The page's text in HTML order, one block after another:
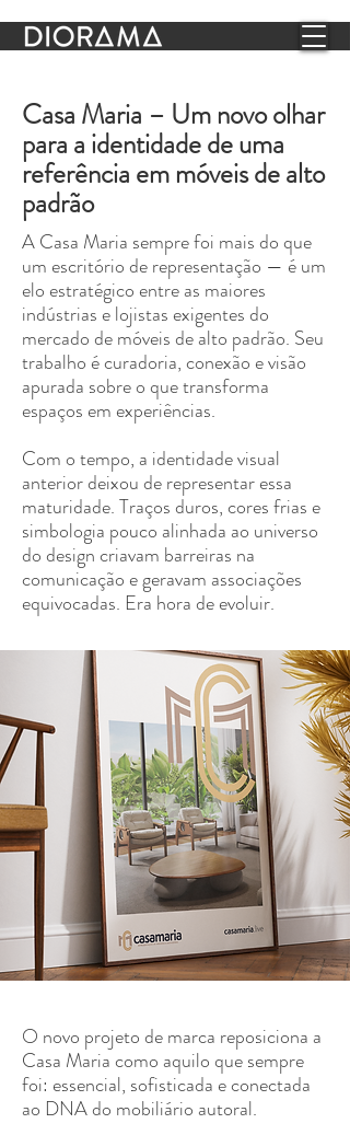
Casa Maria – Um novo olhar
para a identidade de uma
referência em móveis de alto
padrão
A Casa Maria sempre foi mais do que
um escritório de representação — é um
elo estratégico entre as maiores
indústrias e lojistas exigentes do
mercado de móveis de alto padrão. Seu
trabalho é curadoria, conexão e visão
apurada sobre o que transforma
espaços em experiências.
Com o tempo, a identidade visual
anterior deixou de representar essa
maturidade. Traços duros, cores frias e
simbologia pouco alinhada ao universo
do design criavam barreiras na
comunicação e geravam associações
equivocadas. Era hora de evoluir.
O novo projeto de marca reposiciona a
Casa Maria como aquilo que sempre
foi: essencial, sofisticada e conectada
ao DNA do mobiliário autoral.